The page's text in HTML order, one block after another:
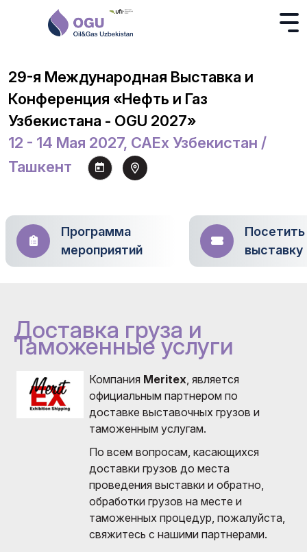
29-я Международная Выставка и
Конференция «Нефть и Газ
Узбекистана - OGU 2027»
12 - 14 Мая 2027, CAEx Узбекистан /
Ташкент
Программа
мероприятий
Посетить
выставку
Доставка груза и
Таможенные услуги
Компания Meritex , является
официальным партнером по
доставке выставочных грузов и
таможенным услугам.
По всем вопросам, касающихся
доставки грузов до места
проведения выставки и обратно,
обработки грузов на месте и
таможенных процедур, пожалуйста,
свяжитесь с нашими партнерами.